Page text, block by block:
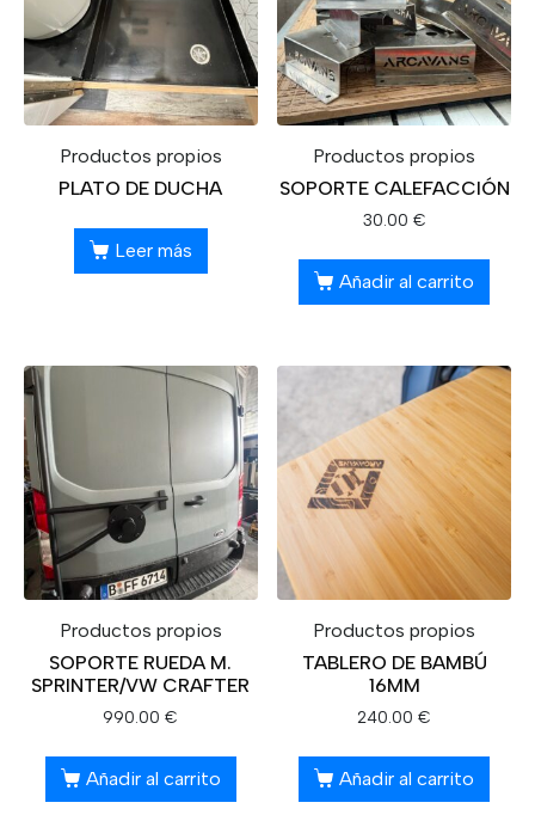
Productos propios
PLATO DE DUCHA
Leer más
Productos propios
SOPORTE CALEFACCIÓN
30.00 €
Añadir al carrito
Productos propios
SOPORTE RUEDA M.
SPRINTER/VW CRAFTER
990.00€
Añadir al carrito
Productos propios
TABLERO DE BAMBÚ
16MM
240.00€
Añadir al carrito